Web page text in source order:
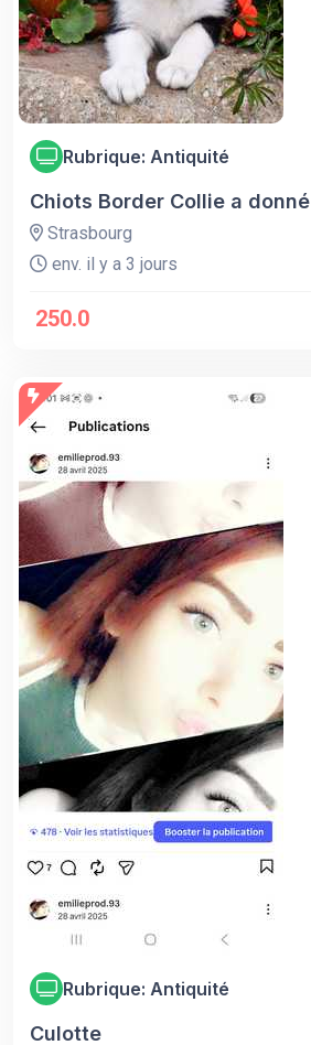
Rubrique: Antiquité
Chiots Border Collie a donné
Strasbourg
env. il y a 3 jours
250.0
Rubrique: Antiquité
Culotte